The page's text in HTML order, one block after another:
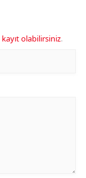
kayıt olabilirsiniz.